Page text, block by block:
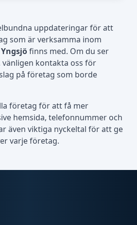
uppdateringar för att
som är verksamma inom
Yngsjöfinns med. Om du ser
vänligen kontakta oss för
på företag som borde
företag för att få mer
hemsida, telefonnummer och
även viktiga nyckeltal för att ge
varje företag.